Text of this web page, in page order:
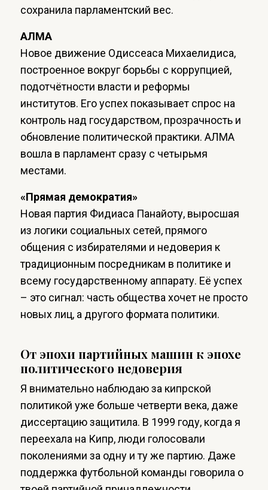
сохранила парламентский вес.
АЛМА
Новое движение Одиссеаса Михаелидиса,
построенное вокруг борьбы с коррупцией,
подотчётности власти и реформы
институтов. Его успех показывает спрос на
контроль над государством, прозрачность и
обновление политической практики. АЛМА
вошла в парламент сразу с четырьмя
местами.
«Прямая демократия»
Новая партия Фидиаса Панайоту, выросшая
из логики социальных сетей, прямого
общения с избирателями и недоверия к
традиционным посредникам в политике и
всему государственному аппарату. Её успех
– это сигнал: часть общества хочет не просто
новых лиц, а другого формата политики.
От эпохи партийных машин к эпохе
политического недоверия
Я внимательно наблюдаю за кипрской
политикой уже больше четверти века, даже
диссертацию защитила. В 1999 году, когда я
переехала на Кипр, люди голосовали
поколениями за одну и ту же партию. Даже
поддержка футбольной команды говорила о